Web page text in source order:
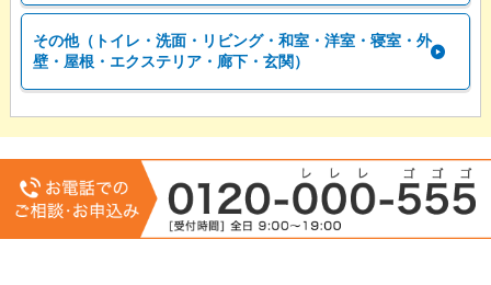
その他（トイレ・洗面・リビング・和室・洋室・寝室・外
壁・屋根・エクステリア・廊下・玄関）